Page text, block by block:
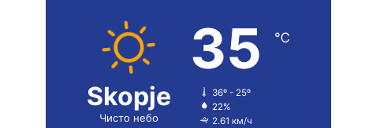
Skopje
Чисто небо
35 ℃
36º - 25º
22%
2.61 км/ч